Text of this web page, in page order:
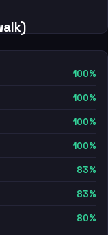
100%
100%
100%
100%
83%
83%
80%